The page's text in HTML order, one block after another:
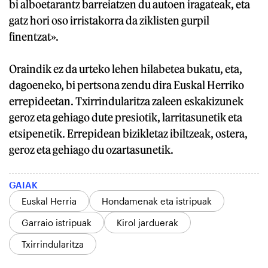
bi alboetarantz barreiatzen du autoen iragateak, eta
gatz hori oso irristakorra da ziklisten gurpil
finentzat».
Oraindik ez da urteko lehen hilabetea bukatu, eta,
dagoeneko, bi pertsona zendu dira Euskal Herriko
errepideetan. Txirrindularitza zaleen eskakizunek
geroz eta gehiago dute presiotik, larritasunetik eta
etsipenetik. Errepidean bizikletaz ibiltzeak, ostera,
geroz eta gehiago du ozartasunetik.
GAIAK
Euskal Herria
Hondamenak eta istripuak
Garraio istripuak
Kirol jarduerak
Txirrindularitza